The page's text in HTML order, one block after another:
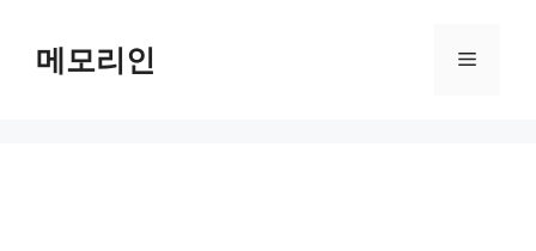
content메모리인 Menu